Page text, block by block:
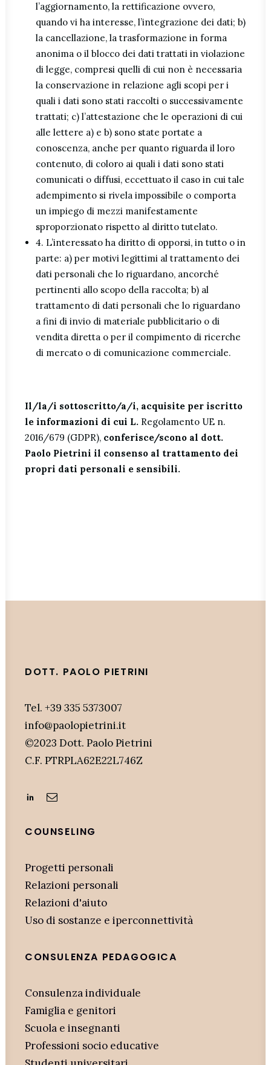
l’aggiornamento, la rettificazione ovvero,
quando vi ha interesse, l’integrazione dei dati; b)
la cancellazione, la trasformazione in forma
anonima o il blocco dei dati trattati in violazione
di legge, compresi quelli di cui non è necessaria
la conservazione in relazione agli scopi per i
quali i dati sono stati raccolti o successivamente
trattati; c) l’attestazione che le operazioni di cui
alle lettere a) e b) sono state portate a
conoscenza, anche per quanto riguarda il loro
contenuto, di coloro ai quali i dati sono stati
comunicati o diffusi, eccettuato il caso in cui tale
adempimento si rivela impossibile o comporta
un impiego di mezzi manifestamente
sproporzionato rispetto al diritto tutelato.
4. L’interessato ha diritto di opporsi, in tutto o in
parte: a) per motivi legittimi al trattamento dei
dati personali che lo riguardano, ancorché
pertinenti allo scopo della raccolta; b) al
trattamento di dati personali che lo riguardano
a fini di invio di materiale pubblicitario o di
vendita diretta o per il compimento di ricerche
di mercato o di comunicazione commerciale.
Il/la/i sottoscritto/a/i, acquisite per iscritto
le informazioni di cui L. Regolamento UE n.
2016/679 (GDPR), conferisce/scono al dott.
Paolo Pietrini il consenso al trattamento dei
propri dati personali e sensibili.
DOTT. PAOLO PIETRINI
Tel. +39 335 5373007
info@paolopietrini.it
©2023 Dott. Paolo Pietrini
C.F. PTRPLA62E22L746Z
COUNSELING
Progetti personali
Relazioni personali
Relazioni d'aiuto
Uso di sostanze e iperconnettività
CONSULENZA PEDAGOGICA
Consulenza individuale
Famiglia e genitori
Scuola e insegnanti
Professioni socio educative